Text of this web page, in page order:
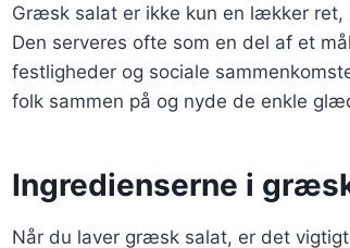
Græsk salat er ikke kun en lækker
Den serveres ofte som en del af et
festligheder og sociale
folk sammen på og nyde de enkle
Ingredienserne i
Når du laver græsk salat, er det